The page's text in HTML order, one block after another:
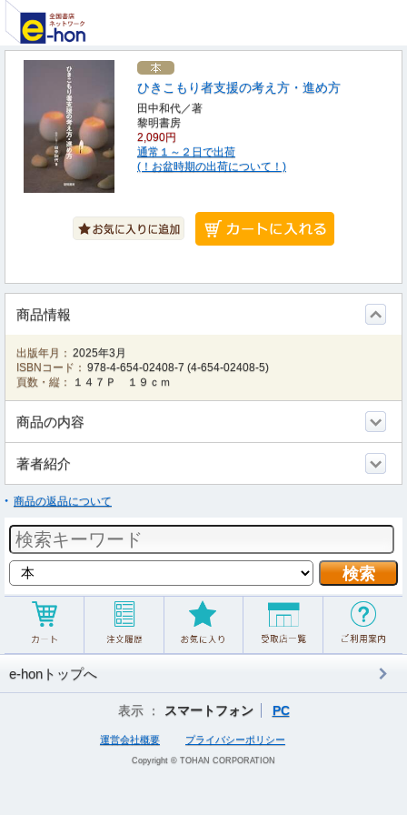
ひきこもり者支援の考え方・進め方
田中和代／著
黎明書房
2,090円
通常１～２日で出荷
(！お盆時期の出荷について！)
商品情報
出版年月： 2025年3月
ISBNコード： 978-4-654-02408-7 (4-654-02408-5)
頁数・縦：
１４７Ｐ １９ｃｍ
商品の内容
著者紹介
商品の返品について
e-honトップへ
表示 ： スマートフォン PC
運営会社概要 プライバシーポリシー
Copyright © TOHAN CORPORATION